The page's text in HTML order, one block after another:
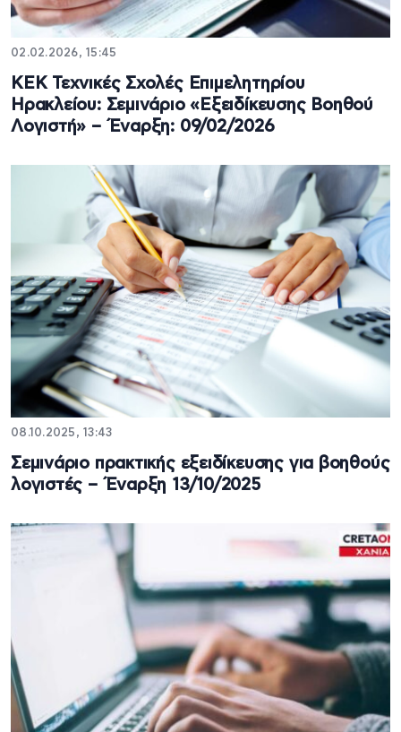
02.02.2026, 15:45
ΚΕΚ Τεχνικές Σχολές Επιμελητηρίου
Ηρακλείου: Σεμινάριο «Εξειδίκευσης Βοηθού
Λογιστή» – Έναρξη: 09/02/2026
08.10.2025, 13:43
Σεμινάριο πρακτικής εξειδίκευσης για βοηθούς
λογιστές – Έναρξη 13/10/2025